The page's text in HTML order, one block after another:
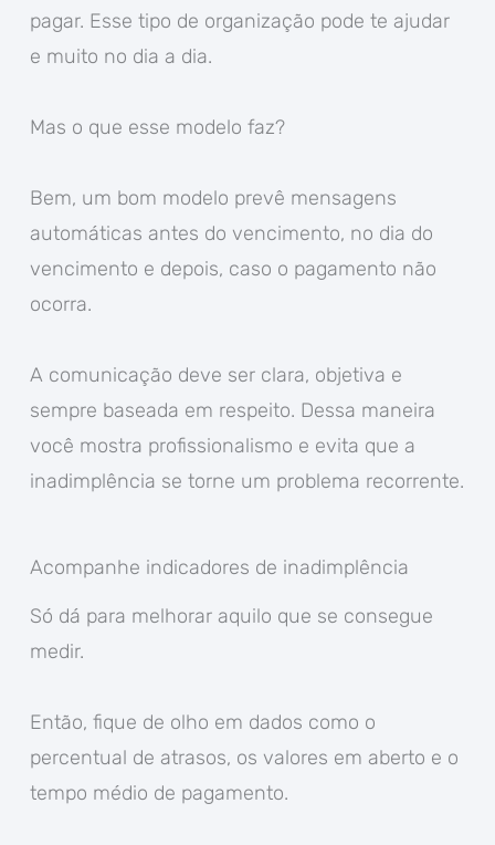
pagar. Esse tipo de organização pode te ajudar
e muito no dia a dia.
Mas o que esse modelo faz?
Bem, um bom modelo prevê mensagens
automáticas antes do vencimento, no dia do
vencimento e depois, caso o pagamento não
ocorra.
A comunicação deve ser clara, objetiva e
sempre baseada em respeito. Dessa maneira
você mostra profissionalismo e evita que a
inadimplência se torne um problema recorrente.
Acompanhe indicadores de inadimplência
Só dá para melhorar aquilo que se consegue
medir.
Então, fique de olho em dados como o
percentual de atrasos, os valores em aberto e o
tempo médio de pagamento.